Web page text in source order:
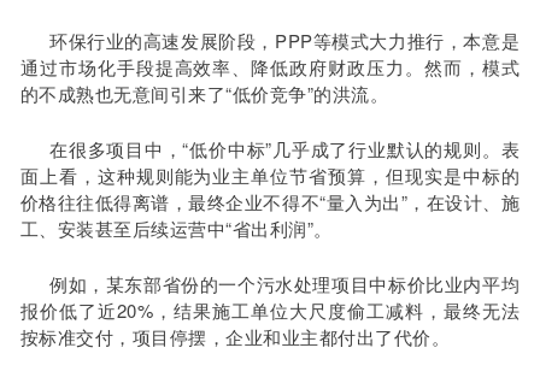
环保行业的高速发展阶段，PPP等模式大力推行，本意是
通过市场化手段提高效率、降低政府财政压力。然而，模式
的不成熟也无意间引来了“低价竞争”的洪流。
在很多项目中，“低价中标”几乎成了行业默认的规则。表
面上看，这种规则能为业主单位节省预算，但现实是中标的
价格往往低得离谱，最终企业不得不“量入为出”，在设计、施
工、安装甚至后续运营中“省出利润”。
例如，某东部省份的一个污水处理项目中标价比业内平均
报价低了近20%，结果施工单位大尺度偷工减料，最终无法
按标准交付，项目停摆，企业和业主都付出了代价。